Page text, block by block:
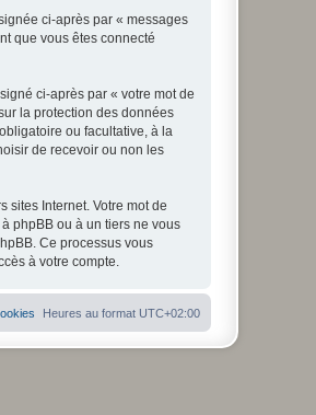
ci-après par « messages
que vous êtes connecté
ci-après par « votre mot de
la protection des données
ou facultative, à la
de recevoir ou non les
sites Internet. Votre mot de
phpBB ou à un tiers ne vous
Ce processus vous
à votre compte.
Heures au format UTC+02:00